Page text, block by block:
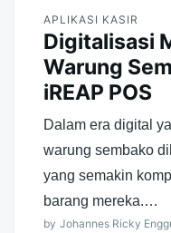
APLIKASI KASIR
Digitalisasi
Warung
iREAP POS
Dalam era digital
warung sembako
yang semakin
barang mereka.…
by Johannes Ricky